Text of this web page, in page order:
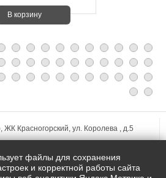
В корзину
Красногорский, ул. Королева , д.5
255-74-75
файлы для сохранения
и корректной работы сайта